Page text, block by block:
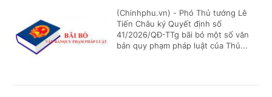
(Chinhphu.vn) - Phó Thủ tướng Lê
Tiến Châu ký Quyết định số
41/2026/QĐ-TTg bãi bỏ một số văn
bản quy phạm pháp luật của Thủ...